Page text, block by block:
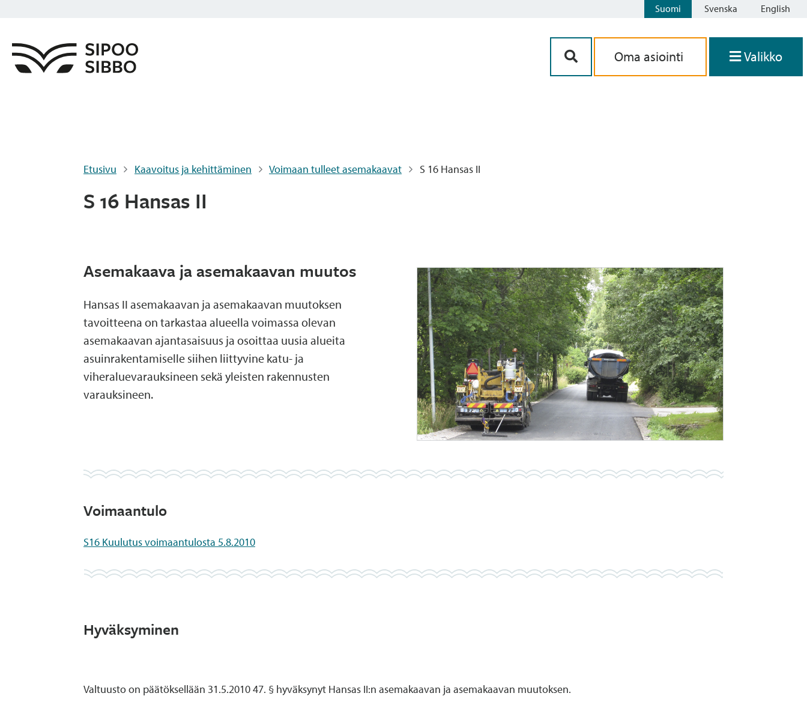
Suomi Svenska English
Oma asiointi Valikko
Etusivu Kaavoitus ja kehittäminen Voimaan tulleet asemakaavat S 16 Hansas II
S 16 Hansas II
Asemakaava ja asemakaavan muutos
Hansas II asemakaavan ja asemakaavan muutoksen
tavoitteena on tarkastaa alueella voimassa olevan
asemakaavan ajantasaisuus ja osoittaa uusia alueita
asuinrakentamiselle siihen liittyvine katu- ja
viheraluevarauksineen sekä yleisten rakennusten
varauksineen.
Voimaantulo
S16 Kuulutus voimaantulosta 5.8.2010
Hyväksyminen
Valtuusto on päätöksellään 31.5.2010 47. § hyväksynyt Hansas II:n asemakaavan ja asemakaavan muutoksen.